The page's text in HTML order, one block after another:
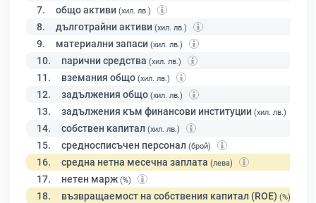
7. общо активи (хил. лв.)
8. дълготрайни активи (хил. лв.)
9. материални запаси (хил. лв.)
10. парични средства (хил. лв.)
11. вземания общо (хил. лв.)
12. задължения общо (хил. лв.)
13. задължения към финансови институции (хил. лв.)
14. собствен капитал (хил. лв.)
15. средносписъчен персонал (брой)
16. средна нетна месечна заплата (лева)
17. нетен марж (%)
18. възвращаемост на собствения капитал (ROE) (%)